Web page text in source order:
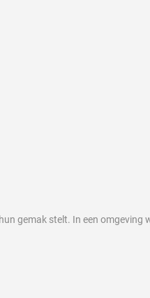
gemak stelt. In een omgeving